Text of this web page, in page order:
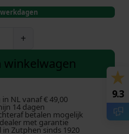
+
winkelwagen
NL vanaf € 49,00
14 dagen
betalen mogelijk
met garantie
Zutphen sinds 1920
9.3